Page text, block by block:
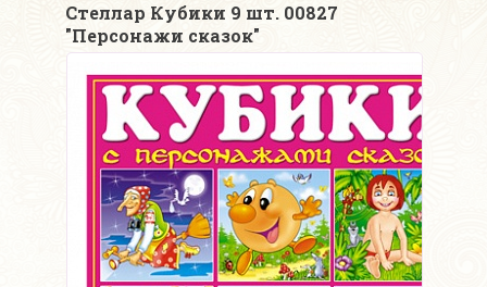
Стеллар Кубики 9 шт. 00827
"Персонажи сказок"